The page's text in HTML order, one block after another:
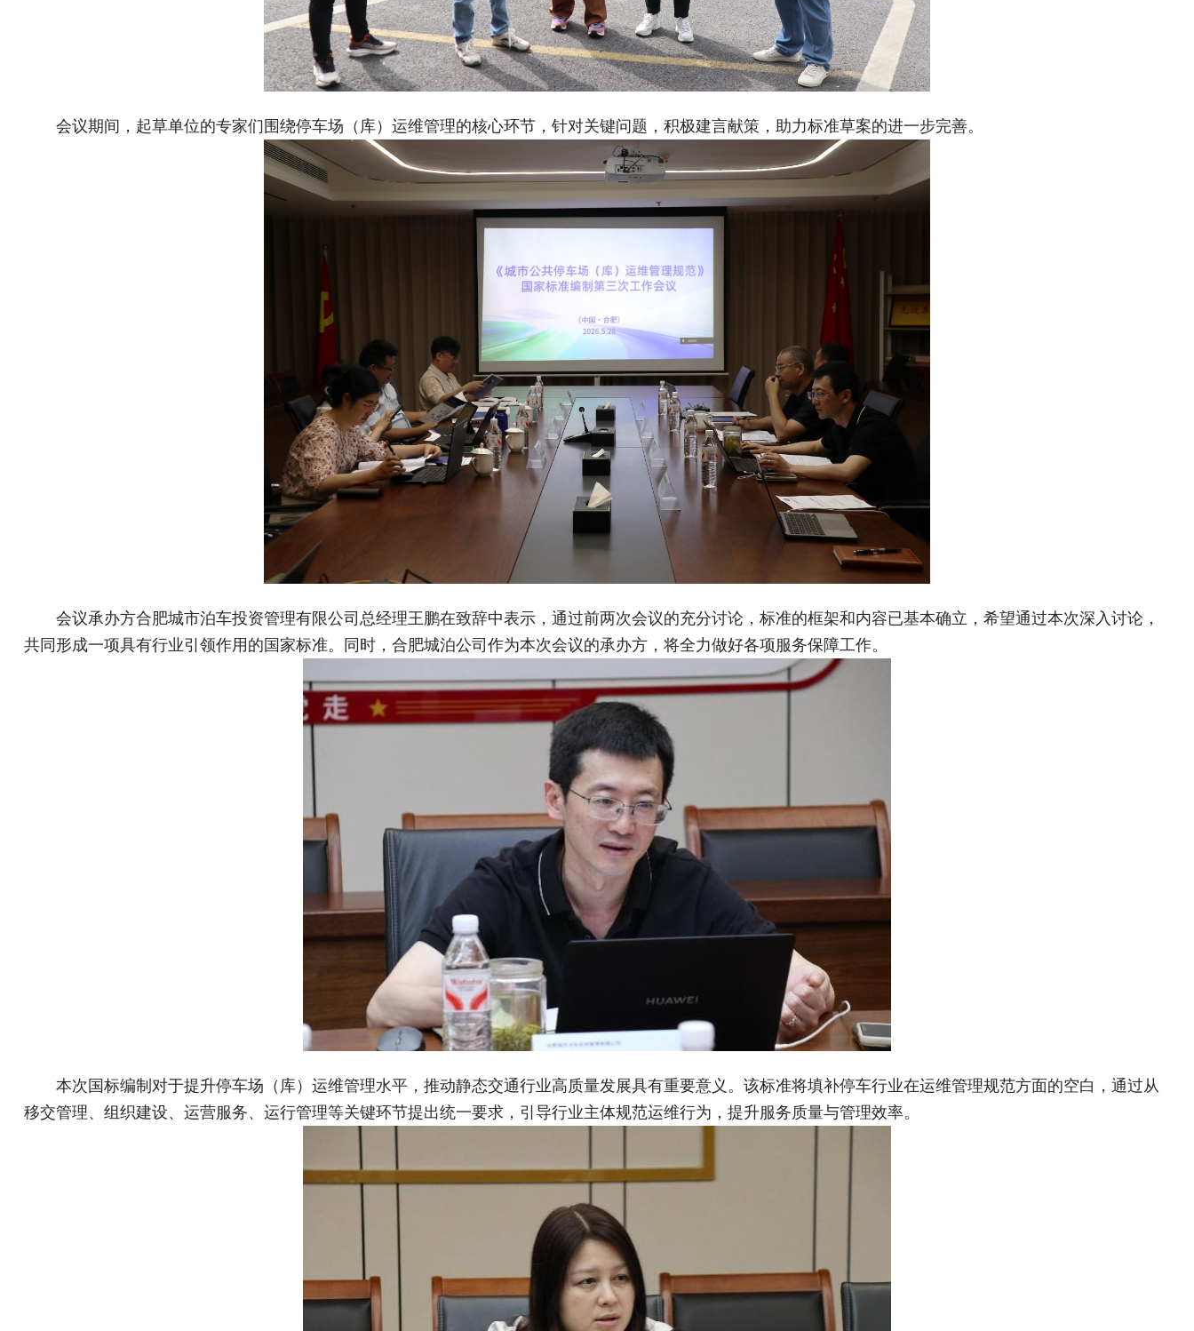
会议期间，起草单位的专家们围绕停车场（库）运维管理的核心环节，针对关键问题，积极建言献策，助力标准草案的进一步完善。
会议承办方合肥城市泊车投资管理有限公司总经理王鹏在致辞中表示，通过前两次会议的充分讨论，标准的框架和内容已基本确立，希望通过本次深入讨论，
共同形成一项具有行业引领作用的国家标准。同时，合肥城泊公司作为本次会议的承办方，将全力做好各项服务保障工作。
本次国标编制对于提升停车场（库）运维管理水平，推动静态交通行业高质量发展具有重要意义。该标准将填补停车行业在运维管理规范方面的空白，通过从
移交管理、组织建设、运营服务、运行管理等关键环节提出统一要求，引导行业主体规范运维行为，提升服务质量与管理效率。